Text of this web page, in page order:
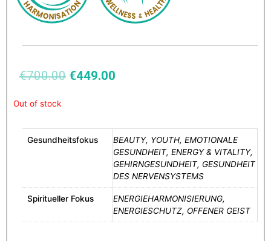
€700.00 €449.00
Out of stock
Gesundheitsfokus
BEAUTY, YOUTH, EMOTIONALE
GESUNDHEIT, ENERGY & VITALITY,
GEHIRNGESUNDHEIT, GESUNDHEIT
DES NERVENSYSTEMS
Spiritueller Fokus
ENERGIEHARMONISIERUNG,
ENERGIESCHUTZ, OFFENER GEIST